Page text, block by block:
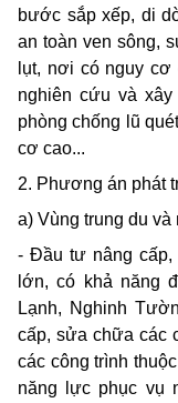
bước sắp xếp, di
an toàn ven sông,
lụt, nơi có nguy
nghiên cứu và
phòng chống lũ
cơ cao...
2. Phương án phát
a) Vùng trung du
- Đầu tư nâng
lớn, có khả năng
Lạnh, Nghinh
cấp, sửa chữa các
các công trình
năng lực phục vụ